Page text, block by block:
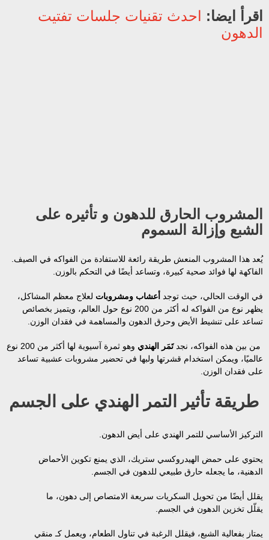
اقرأ ايضا:
احدث تقنيات جلسات تفتيت
الدهون
المشروب الحارق للدهون و تأثيره على
الشبع وإزالة السموم
يُعد هذا المشروب المنعش طريقة رائعة للاستفادة من الفواكه في الصيف.
الفاكهة لها فوائد صحية كبيرة، وتساعد أيضًا في التحكم بالوزن.
في الوقت الحالي، حيث توجد أعشاب ومشروبات لعلاج معظم المشاكل،
يظهر نوع من الفواكه له أكثر من 200 نوع حول العالم، ويتميز بخصائص
تساعد على تنشيط الأيض وحرق الدهون والمساهمة في فقدان الوزن.
من بين هذه الفواكه، نجدتَمَر الهندي
وهو ثمرة آسيوية لها أكثر من 200 نوع
عالميًا، ويمكن استخدام قشرتها ولبها في تحضير مشروبات عشبية تساعد
على فقدان الوزن.
طريقة تأثير التمر الهندي على الجسم
التركيز الأساسي للتمر الهندي على أيض الدهون.
يحتوي على حمض الهيدروكسي ستريك، الذي يمنع تكوين الأحماض
الدهنية، ما يجعله حارق طبيعي للدهون في الجسم.
يقلل أيضًا من تحويل السكريات سريعة الامتصاص إلى دهون، ما
يقلّل تخزين الدهون في الجسم.
يمتاز بفعالية الشبع، فيقلل الرغبة في تناول الطعام، ويعمل كـ منقي